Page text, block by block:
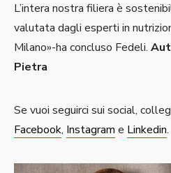
L’intera nostra filiera è
valutata dagli esperti in
Milano»-ha concluso Fedeli.
Pietra
Se vuoi seguirci sui social,
Facebook, Instagram e Linkedin.